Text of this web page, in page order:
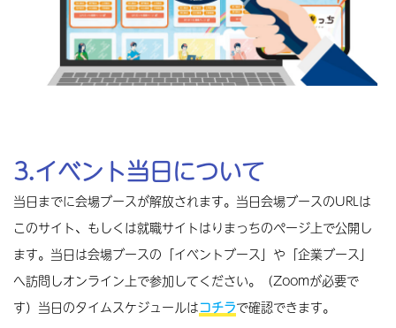
研究・開発｜〔本社〕明石市
川重テクノロジー
陸海空、重工業製品の研究開発を支援します
はりまっち 掲載ページ
設備工事・設備設計｜〔本社〕尼崎市
KAWANO
色々なことに挑戦ができる職場と環境です！
兵庫型奨学金返済支援制度
済を支援する中小企業及び当該企業に勤務する
従業員への補助を行っています。
出典：兵庫県 兵庫型奨学金返済支援制度について
3.イベント当日について
当日までに会場ブースが解放されます。当日会場ブースのURLは
このサイト、もしくは就職サイトはりまっちのページ上で公開し
ます。当日は会場ブースの「イベントブース」や「企業ブース」
へ訪問しオンライン上で参加してください。（Zoomが必要で
す）当日のタイムスケジュールはコチラで確認できます。